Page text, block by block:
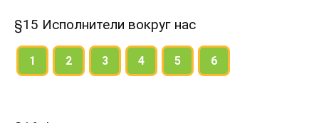
§15 Исполнители вокруг нас
1 2 3 4 5 6